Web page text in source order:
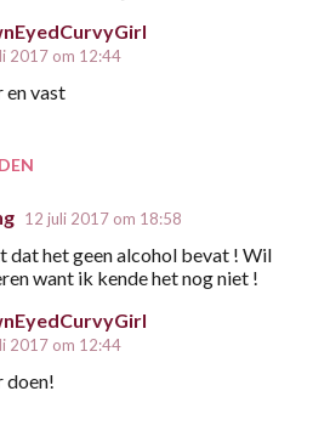
2017 om 12:44
en vast
12 juli 2017 om 18:58
dat het geen alcohol bevat ! Wil
want ik kende het nog niet !
2017 om 12:44
doen!